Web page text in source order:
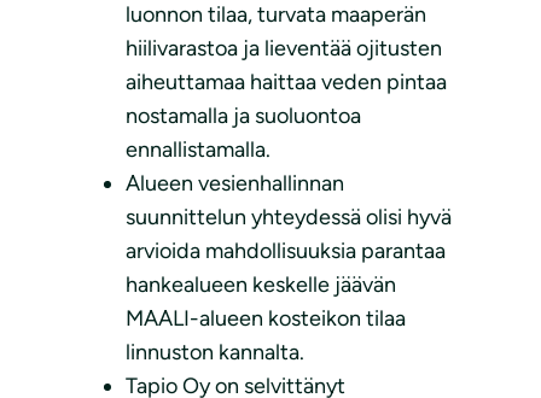
luonnon tilaa, turvata maaperän
hiilivarastoa ja lieventää ojitusten
aiheuttamaa haittaa veden pintaa
nostamalla ja suoluontoa
ennallistamalla.
Alueen vesienhallinnan
suunnittelun yhteydessä olisi hyvä
arvioida mahdollisuuksia parantaa
hankealueen keskelle jäävän
MAALI-alueen kosteikon tilaa
linnuston kannalta.
Tapio Oy on selvittänyt